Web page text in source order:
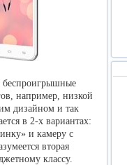
беспроигрышные
например, низкой
дизайном и так
в 2-х вариантах:
и камеру с
вторая
классу.